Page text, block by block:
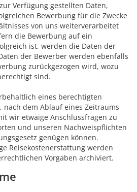
Verfügung gestellten Daten,
Bewerbung für die Zwecke
von uns weiterverarbeitet
die Bewerbung auf ein
ist, werden die Daten der
der Bewerber werden ebenfalls
zurückgezogen wird, wozu
sind.
eines berechtigten
dem Ablauf eines Zeitraums
wir etwaige Anschlussfragen zu
und unseren Nachweispflichten
genügen können.
Reisekostenerstattung werden
Vorgaben archiviert.